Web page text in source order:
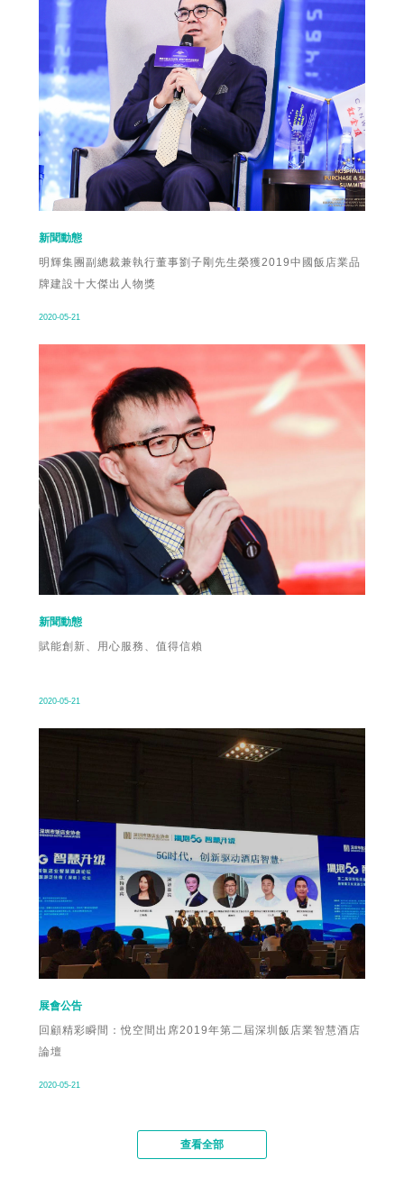
新聞動態
明輝集團副總裁兼執行董事劉子剛先生榮獲2019中國飯店業品
牌建設十大傑出人物獎
2020-05-21
新聞動態
賦能創新、用心服務、值得信賴
2020-05-21
展會公告
回顧精彩瞬間：悅空間出席2019年第二屆深圳飯店業智慧酒店
論壇
2020-05-21
查看全部